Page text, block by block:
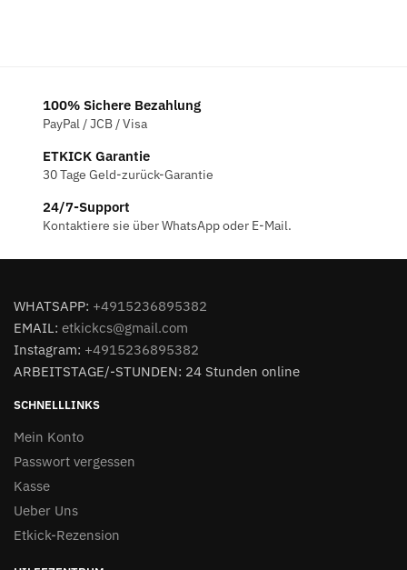
100% Sichere Bezahlung
PayPal / JCB / Visa
ETKICK Garantie
30 Tage Geld-zurück-Garantie
24/7-Support
Kontaktiere sie über WhatsApp oder E-Mail.
WHATSAPP: +4915236895382
EMAIL: etkickcs@gmail.com
Instagram: +4915236895382
ARBEITSTAGE/-STUNDEN: 24 Stunden online
SCHNELLLINKS
Mein Konto
Passwort vergessen
Kasse
Ueber Uns
Etkick-Rezension